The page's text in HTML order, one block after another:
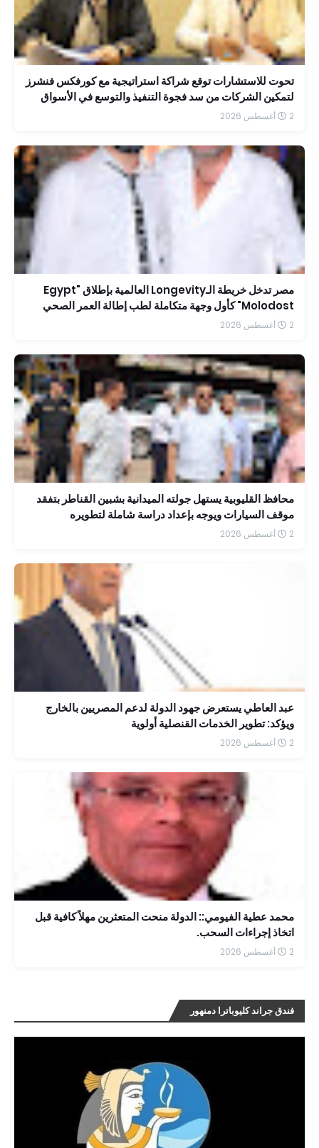
تحوت للاستشارات توقع شراكة استراتيجية مع كورفكس فنشرز
لتمكين الشركات من سد فجوة التنفيذ والتوسع في الأسواق
الإقليمية
2 أغسطس 2026
مصر تدخل خريطة الـLongevity العالمية بإطلاق "Egypt
Molodost" كأول وجهة متكاملة لطب إطالة العمر الصحي
2 أغسطس 2026
محافظ القليوبية يستهل جولته الميدانية بشبين القناطر بتفقد
موقف السيارات ويوجه بإعداد دراسة شاملة لتطويره
2 أغسطس 2026
عبد العاطي يستعرض جهود الدولة لدعم المصريين بالخارج
ويؤكد: تطوير الخدمات القنصلية أولوية
2 أغسطس 2026
محمد عطية الفيومي:: الدولة منحت المتعثرين مهلاً كافية قبل
اتخاذ إجراءات السحب.
2 أغسطس 2026
فندق جراند كليوباترا دمنهور